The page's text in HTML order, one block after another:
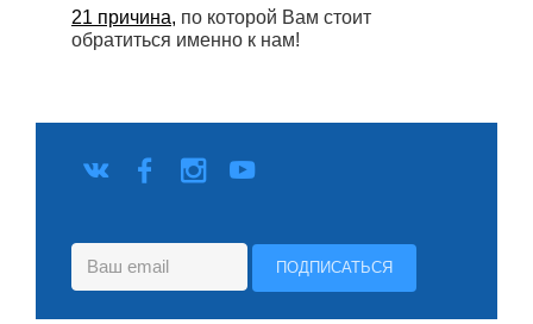
21 причина, по которой Вам стоит
обратиться именно к нам!